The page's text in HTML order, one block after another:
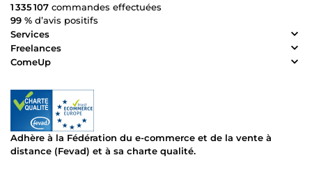
1 335 107 commandes effectuées
99 % d’avis positifs
Services
Freelances
ComeUp
Adhère à la Fédération du e-commerce et de la vente à
distance (Fevad) et à sa charte qualité.